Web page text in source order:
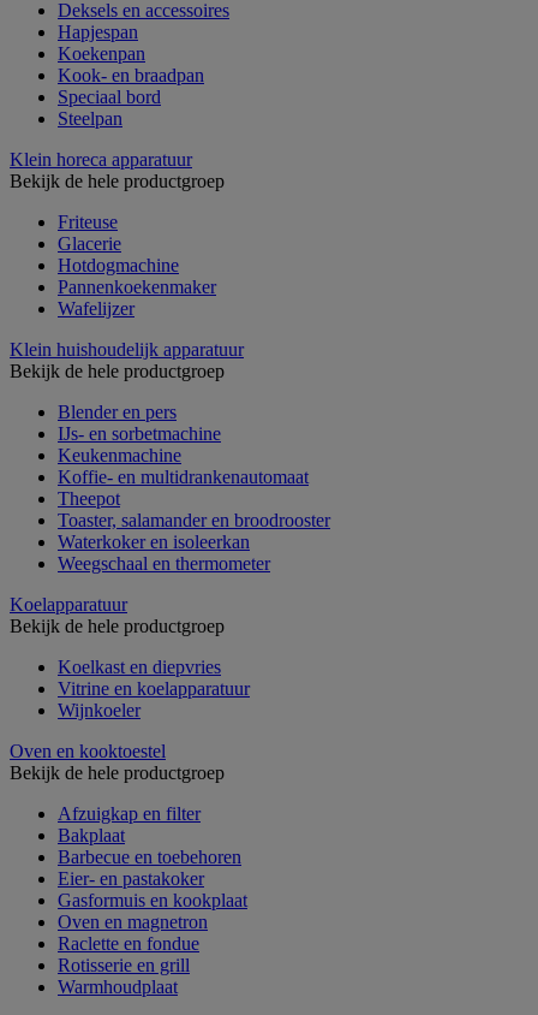
Deksels en accessoires
Hapjespan
Koekenpan
Kook- en braadpan
Speciaal bord
Steelpan
Klein horeca apparatuur
Bekijk de hele productgroep
Friteuse
Glacerie
Hotdogmachine
Pannenkoekenmaker
Wafelijzer
Klein huishoudelijk apparatuur
Bekijk de hele productgroep
Blender en pers
IJs- en sorbetmachine
Keukenmachine
Koffie- en multidrankenautomaat
Theepot
Toaster, salamander en broodrooster
Waterkoker en isoleerkan
Weegschaal en thermometer
Koelapparatuur
Bekijk de hele productgroep
Koelkast en diepvries
Vitrine en koelapparatuur
Wijnkoeler
Oven en kooktoestel
Bekijk de hele productgroep
Afzuigkap en filter
Bakplaat
Barbecue en toebehoren
Eier- en pastakoker
Gasformuis en kookplaat
Oven en magnetron
Raclette en fondue
Rotisserie en grill
Warmhoudplaat